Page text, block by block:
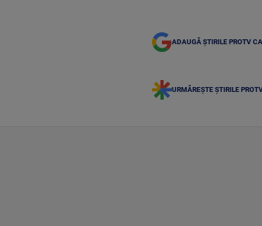
ADAUGĂ ȘTIRILE PROTV
URMĂREȘTE ȘTIRILE